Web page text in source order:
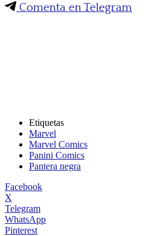
Comenta en Telegram
Etiquetas
Marvel
Marvel Comics
Panini Comics
Pantera negra
Facebook
X
Telegram
WhatsApp
Pinterest